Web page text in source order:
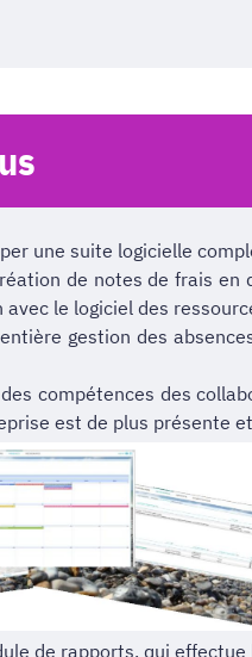
une suite logicielle
de notes de frais
le logiciel des
gestion des
compétences des
est de plus présente
de rapports, qui